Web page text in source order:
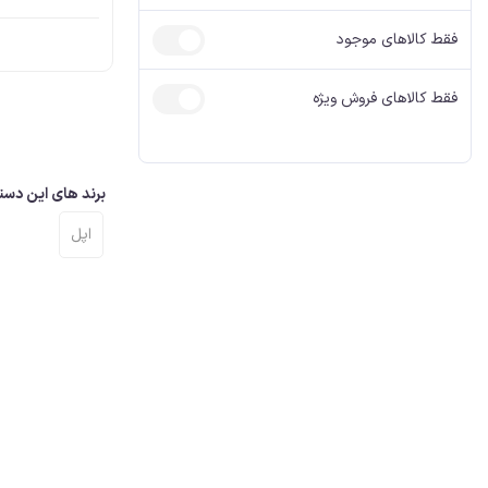
فقط کالاهای موجود
فقط کالاهای فروش ویژه
برند های این
اپل